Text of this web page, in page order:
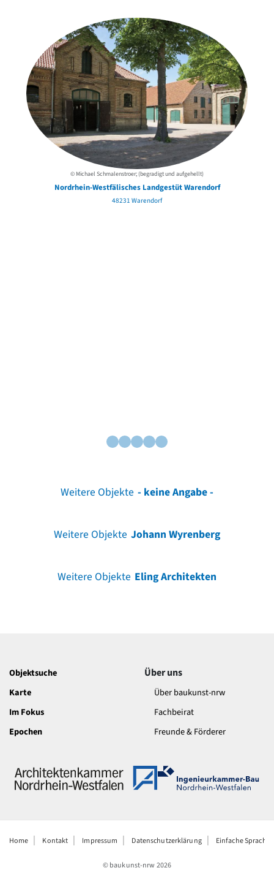
© Michael Schmalenstroer; (begradigt und aufgehellt)
Nordrhein-Westfälisches Landgestüt Warendorf
48231 Warendorf
Weitere Objekte - keine Angabe -
Weitere Objekte Johann Wyrenberg
Weitere Objekte Eling Architekten
Objektsuche
Karte
Im Fokus
Epochen
Über uns
Über baukunst-nrw
Fachbeirat
Freunde & Förderer
Home Kontakt Impressum Datenschutzerklärung Einfache Sprache
© baukunst-nrw2026